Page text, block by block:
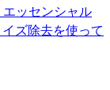
エッセンシャル
ズ除去を使って